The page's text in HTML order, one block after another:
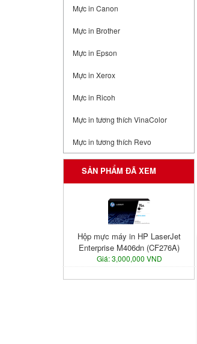
Mực in Canon
Mực in Brother
Mực in Epson
Mực in Xerox
Mực in Ricoh
Mực in tương thích VinaColor
Mực in tương thích Revo
SẢN PHẨM ĐÃ XEM
Hộp mực máy in HP LaserJet
Enterprise M406dn (CF276A)
Giá: 3,000,000 VND